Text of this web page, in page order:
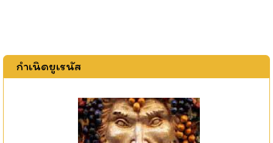
กำเนิดยูเรนัส